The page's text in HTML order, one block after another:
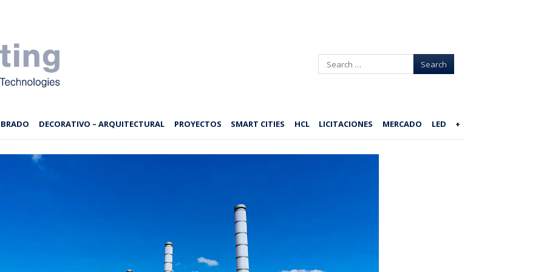
Search
DECORATIVO – ARQUITECTURAL PROYECTOS SMART CITIES HCL LICITACIONES MERCADO LED +